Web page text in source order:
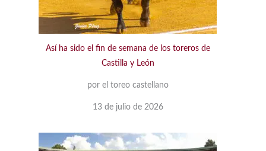
Así ha sido el fin de semana de los toreros de
Castilla y León
por el toreo castellano
13 de julio de 2026